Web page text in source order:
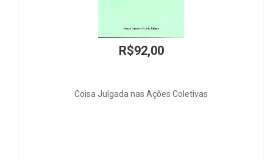
Coisa Julgada nas Ações Coletivas